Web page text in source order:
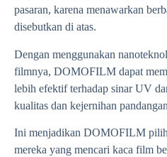
pasaran, karena menawarkan
disebutkan di atas.
Dengan menggunakan
filmnya, DOMOFILM dapat
lebih efektif terhadap sinar UV
kualitas dan kejernihan
Ini menjadikan DOMOFILM
mereka yang mencari kaca film